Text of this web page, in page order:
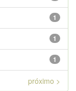
1
1
1
próximo >